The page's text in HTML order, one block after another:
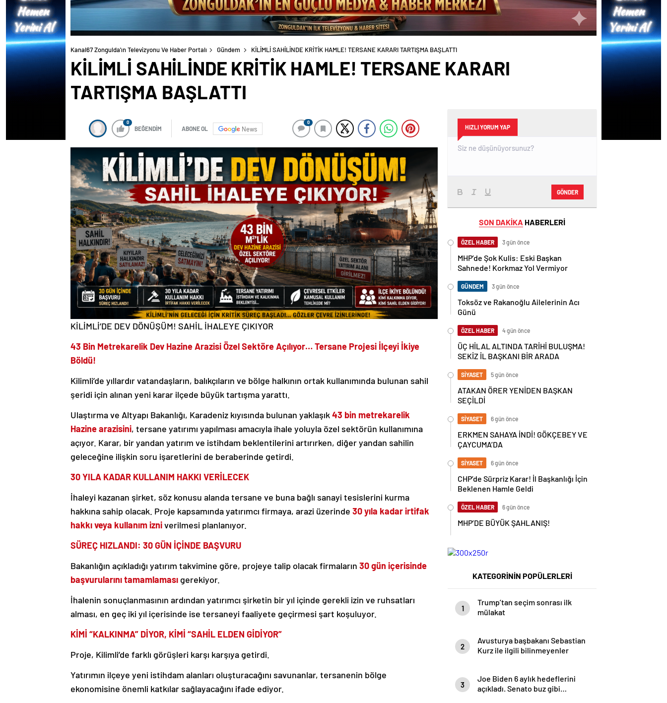
Kanal67 Zongulda'ın Televizyonu Ve Haber Portalı Gündem KİLİMLİ SAHİLİNDE KRİTİK HAMLE! TERSANE KARARI TARTIŞMA BAŞLATTI
KİLİMLİ SAHİLİNDE KRİTİK HAMLE! TERSANE KARARI
TARTIŞMA BAŞLATTI
0
BEĞENDİM ABONE OL News
0
KİLİMLİ’DE DEV DÖNÜŞÜM! SAHİL İHALEYE ÇIKIYOR
43 Bin Metrekarelik Dev Hazine Arazisi Özel Sektöre Açılıyor… Tersane Projesi İlçeyi İkiye
Böldü!
Kilimli’de yıllardır vatandaşların, balıkçıların ve bölge halkının ortak kullanımında bulunan sahil
şeridi için alınan yeni karar ilçede büyük tartışma yarattı.
Ulaştırma ve Altyapı Bakanlığı, Karadeniz kıyısında bulunan yaklaşık43 bin metrekarelik
Hazine arazisini, tersane yatırımı yapılması amacıyla ihale yoluyla özel sektörün kullanımına
açıyor. Karar, bir yandan yatırım ve istihdam beklentilerini artırırken, diğer yandan sahilin
geleceğine ilişkin soru işaretlerini de beraberinde getirdi.
30 YILA KADAR KULLANIM HAKKI VERİLECEK
İhaleyi kazanan şirket, söz konusu alanda tersane ve buna bağlı sanayi tesislerini kurma
hakkına sahip olacak. Proje kapsamında yatırımcı firmaya, arazi üzerinde 30 yıla kadar irtifak
hakkı veya kullanım izniverilmesi planlanıyor.
SÜREÇ HIZLANDI: 30 GÜN İÇİNDE BAŞVURU
Bakanlığın açıkladığı yatırım takvimine göre, projeye talip olacak firmaların 30 gün içerisinde
başvurularını tamamlaması gerekiyor.
İhalenin sonuçlanmasının ardından yatırımcı şirketin bir yıl içinde gerekli izin ve ruhsatları
alması, en geç iki yıl içerisinde ise tersaneyi faaliyete geçirmesi şart koşuluyor.
KİMİ “KALKINMA” DİYOR, KİMİ “SAHİL ELDEN GİDİYOR”
Proje, Kilimli’de farklı görüşleri karşı karşıya getirdi.
Yatırımın ilçeye yeni istihdam alanları oluşturacağını savunanlar, tersanenin bölge
ekonomisine önemli katkılar sağlayacağını ifade ediyor.
HIZLI YORUM YAP
GÖNDER
SON DAKİKA HABERLERİ
ÖZEL HABER 3 gün önce
MHP’de Şok Kulis: Eski Başkan
Sahnede! Korkmaz Yol Vermiyor
GÜNDEM 3 gün önce
Toksöz ve Rakanoğlu Ailelerinin Acı
Günü
ÖZEL HABER 4 gün önce
ÜÇ HİLAL ALTINDA TARİHİ BULUŞMA!
SEKİZ İL BAŞKANI BİR ARADA
SİYASET 5 gün önce
ATAKAN ÖRER YENİDEN BAŞKAN
SEÇİLDİ
SİYASET 6 gün önce
ERKMEN SAHAYA İNDİ! GÖKÇEBEY VE
ÇAYCUMA’DA
SİYASET 6 gün önce
CHP’de Sürpriz Karar! İl Başkanlığı İçin
Beklenen Hamle Geldi
ÖZEL HABER 6 gün önce
MHP’DE BÜYÜK ŞAHLANIŞ!
KATEGORİNİN POPÜLERLERİ
1
Trump’tan seçim sonrası ilk
mülakat
2
Avusturya başbakanı Sebastian
Kurz ile ilgili bilinmeyenler
3
Joe Biden 6 aylık hedeflerini
açıkladı. Senato buz gibi…